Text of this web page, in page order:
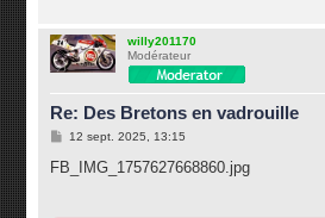
willy201170
Modérateur
Re: Des Bretons en vadrouille
M
s
s
12 sept. 2025, 13:15
FB_IMG_1757627668860.jpg